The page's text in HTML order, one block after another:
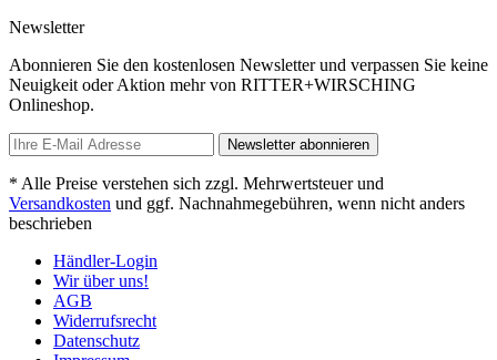
Newsletter
Abonnieren Sie den kostenlosen Newsletter und verpassen Sie keine
Neuigkeit oder Aktion mehr von RITTER+WIRSCHING
Onlineshop.
Newsletter abonnieren
* Alle Preise verstehen sich zzgl. Mehrwertsteuer und
Versandkosten und ggf. Nachnahmegebühren, wenn nicht anders
beschrieben
Händler-Login
Wir über uns!
AGB
Widerrufsrecht
Datenschutz